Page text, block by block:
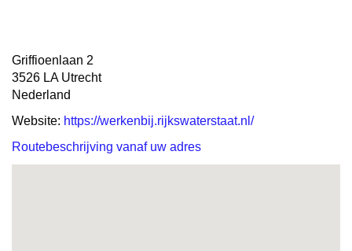
Griffioenlaan 2
3526 LA Utrecht
Nederland
Website: https://werkenbij.rijkswaterstaat.nl/
Routebeschrijving vanaf uw adres